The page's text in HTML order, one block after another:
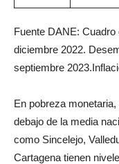
Fuente DANE:
diciembre 2022.
septiembre
En pobreza
debajo de la media
como Sincelejo,
Cartagena tienen